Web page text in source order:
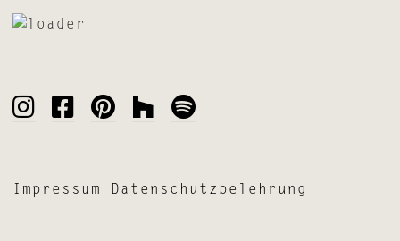
Impressum Datenschutzbelehrung